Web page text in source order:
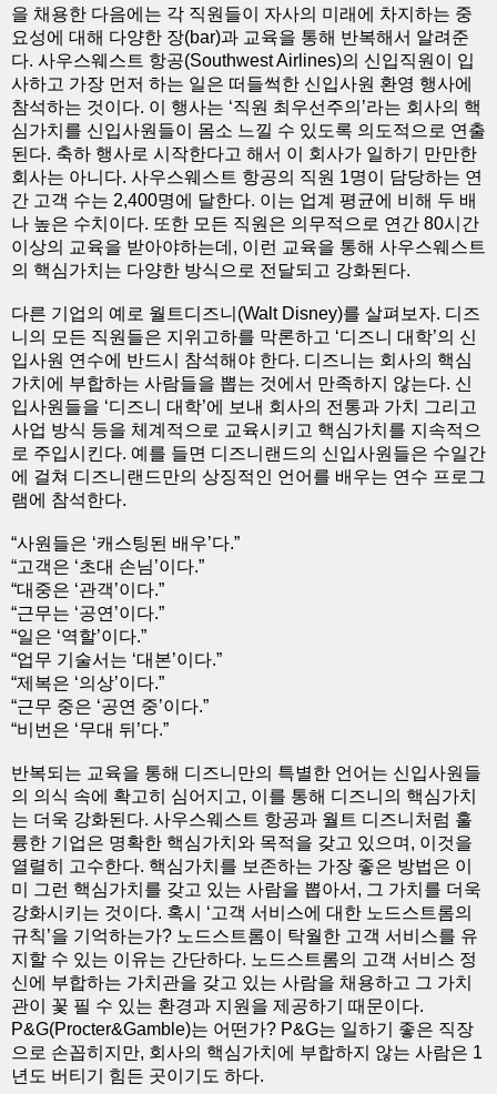
을 채용한 다음에는 각 직원들이 자사의 미래에 차지하는 중
요성에 대해 다양한 장(bar)과 교육을 통해 반복해서 알려준
다. 사우스웨스트 항공(Southwest Airlines)의 신입직원이 입
사하고 가장 먼저 하는 일은 떠들썩한 신입사원 환영 행사에
참석하는 것이다. 이 행사는 ‘직원 최우선주의’라는 회사의 핵
심가치를 신입사원들이 몸소 느낄 수 있도록 의도적으로 연출
된다. 축하 행사로 시작한다고 해서 이 회사가 일하기 만만한
회사는 아니다. 사우스웨스트 항공의 직원 1명이 담당하는 연
간 고객 수는 2,400명에 달한다. 이는 업계 평균에 비해 두 배
나 높은 수치이다. 또한 모든 직원은 의무적으로 연간 80시간
이상의 교육을 받아야하는데, 이런 교육을 통해 사우스웨스트
의 핵심가치는 다양한 방식으로 전달되고 강화된다.
다른 기업의 예로 월트디즈니(Walt Disney)를 살펴보자. 디즈
니의 모든 직원들은 지위고하를 막론하고 ‘디즈니 대학’의 신
입사원 연수에 반드시 참석해야 한다. 디즈니는 회사의 핵심
가치에 부합하는 사람들을 뽑는 것에서 만족하지 않는다. 신
입사원들을 ‘디즈니 대학’에 보내 회사의 전통과 가치 그리고
사업 방식 등을 체계적으로 교육시키고 핵심가치를 지속적으
로 주입시킨다. 예를 들면 디즈니랜드의 신입사원들은 수일간
에 걸쳐 디즈니랜드만의 상징적인 언어를 배우는 연수 프로그
램에 참석한다.
“사원들은 ‘캐스팅된 배우’다.”
“고객은 ‘초대 손님’이다.”
“대중은 ‘관객’이다.”
“근무는 ‘공연’이다.”
“일은 ‘역할’이다.”
“업무 기술서는 ‘대본’이다.”
“제복은 ‘의상’이다.”
“근무 중은 ‘공연 중’이다.”
“비번은 ‘무대 뒤’다.”
반복되는 교육을 통해 디즈니만의 특별한 언어는 신입사원들
의 의식 속에 확고히 심어지고, 이를 통해 디즈니의 핵심가치
는 더욱 강화된다. 사우스웨스트 항공과 월트 디즈니처럼 훌
륭한 기업은 명확한 핵심가치와 목적을 갖고 있으며, 이것을
열렬히 고수한다. 핵심가치를 보존하는 가장 좋은 방법은 이
미 그런 핵심가치를 갖고 있는 사람을 뽑아서, 그 가치를 더욱
강화시키는 것이다. 혹시 ‘고객 서비스에 대한 노드스트롬의
규칙’을 기억하는가? 노드스트롬이 탁월한 고객 서비스를 유
지할 수 있는 이유는 간단하다. 노드스트롬의 고객 서비스 정
신에 부합하는 가치관을 갖고 있는 사람을 채용하고 그 가치
관이 꽃 필 수 있는 환경과 지원을 제공하기 때문이다.
P&G(Procter&Gamble)는 어떤가? P&G는 일하기 좋은 직장
으로 손꼽히지만, 회사의 핵심가치에 부합하지 않는 사람은 1
년도 버티기 힘든 곳이기도 하다.